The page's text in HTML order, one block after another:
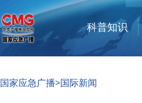
科普知识
国家应急广播>国际新闻